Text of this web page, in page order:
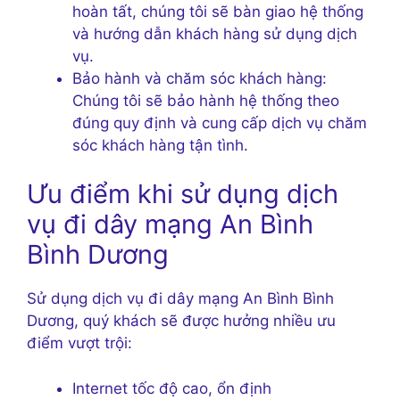
hoàn tất, chúng tôi sẽ bàn giao hệ thống
và hướng dẫn khách hàng sử dụng dịch
vụ.
Bảo hành và chăm sóc khách hàng:
Chúng tôi sẽ bảo hành hệ thống theo
đúng quy định và cung cấp dịch vụ chăm
sóc khách hàng tận tình.
Ưu điểm khi sử dụng dịch
vụ đi dây mạng An Bình
Bình Dương
Sử dụng dịch vụ đi dây mạng An Bình Bình
Dương, quý khách sẽ được hưởng nhiều ưu
điểm vượt trội:
Internet tốc độ cao, ổn định